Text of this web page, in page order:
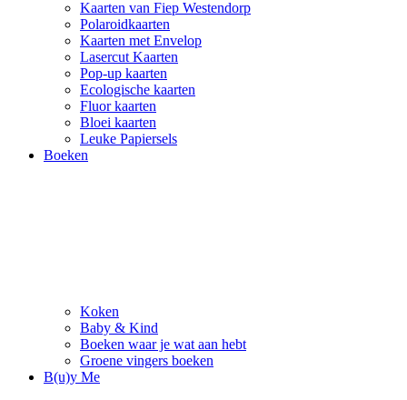
Kaarten van Fiep Westendorp
Polaroidkaarten
Kaarten met Envelop
Lasercut Kaarten
Pop-up kaarten
Ecologische kaarten
Fluor kaarten
Bloei kaarten
Leuke Papiersels
Boeken
Koken
Baby & Kind
Boeken waar je wat aan hebt
Groene vingers boeken
B(u)y Me